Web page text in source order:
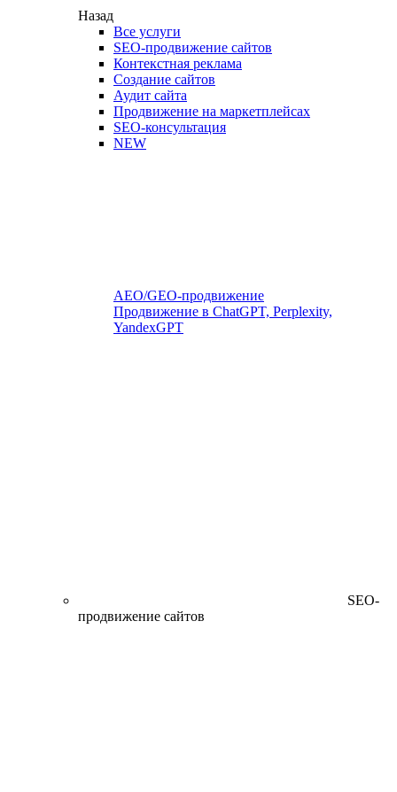
Назад
Все услуги
SEO-продвижение сайтов
Контекстная реклама
Создание сайтов
Аудит сайта
Продвижение на маркетплейсах
SEO-консультация
NEW
AEO/GEO-продвижение
Продвижение в ChatGPT, Perplexity,
YandexGPT
SEO-
продвижение сайтов